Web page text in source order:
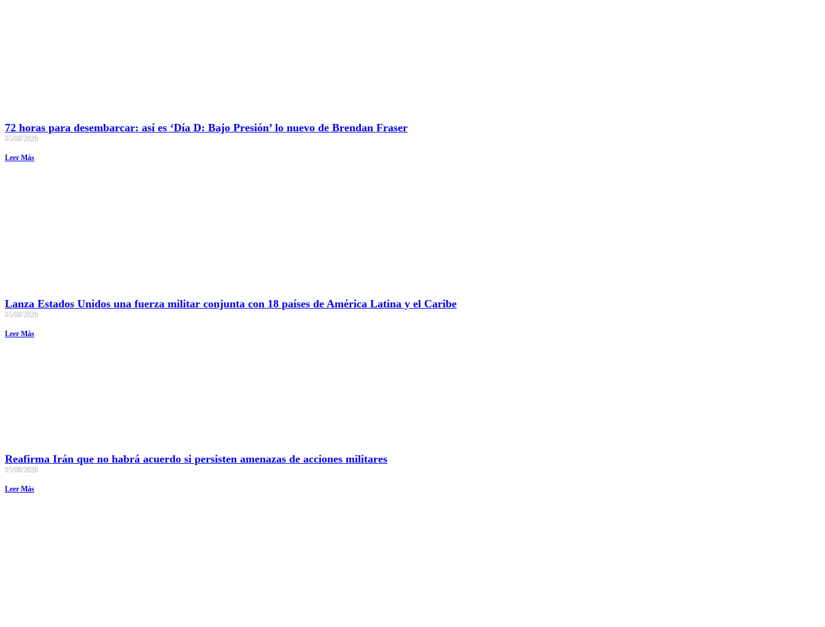
72 horas para desembarcar: así es ‘Día D: Bajo Presión’ lo nuevo de Brendan Fraser
05/08/2026
Leer Más
Lanza Estados Unidos una fuerza militar conjunta con 18 países de América Latina y el Caribe
05/08/2026
Leer Más
Reafirma Irán que no habrá acuerdo si persisten amenazas de acciones militares
05/08/2026
Leer Más